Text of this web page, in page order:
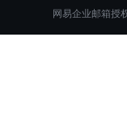
网易企业邮箱